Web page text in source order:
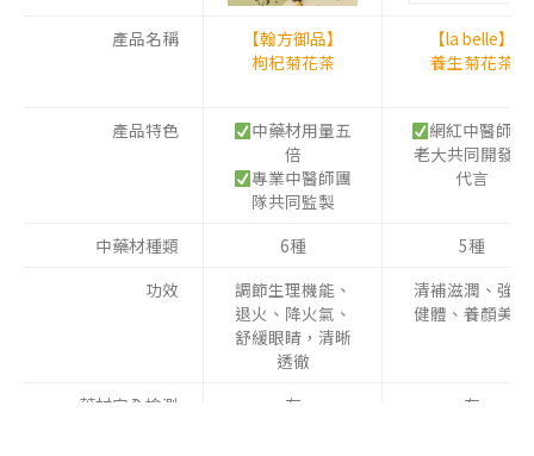
產品名稱
【翰方御品】
枸杞菊花茶
【la belle】
養生菊花茶
產品特色
中藥材用量五
倍
專業中醫師團
隊共同監製
網紅中醫師77
老大共同開發與
代言
中藥材種類 6種
5種
功效
調節生理機能、
退火、降火氣、
舒緩眼睛，清晰
透徹
清補滋潤、強身
健體、養顏美容
藥材安全檢測
有 有